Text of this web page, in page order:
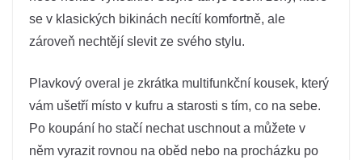
se v klasických bikinách necítí komfortně, ale
zároveň nechtějí slevit ze svého stylu.
Plavkový overal je zkrátka multifunkční kousek, který
vám ušetří místo v kufru a starosti s tím, co na sebe.
Po koupání ho stačí nechat uschnout a můžete v
něm vyrazit rovnou na oběd nebo na procházku po